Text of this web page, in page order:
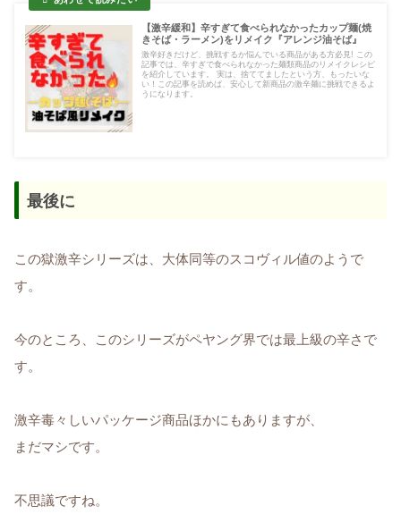
【激辛緩和】辛すぎて食べられなかったカップ麺(焼
きそば・ラーメン)をリメイク『アレンジ油そば』
激辛好きだけど、挑戦するか悩んでいる商品がある方必見! この
記事では、辛すぎで食べられなかった麺類商品のリメイクレシピ
を紹介しています。 実は、捨ててましたという方、もったいな
い！この記事を読めば、安心して新商品の激辛麺に挑戦できるよ
うになります。
最後に
この獄激辛シリーズは、大体同等のスコヴィル値のようで
す。
今のところ、このシリーズがペヤング界では最上級の辛さで
す。
激辛毒々しいパッケージ商品ほかにもありますが、
まだマシです。
不思議ですね。